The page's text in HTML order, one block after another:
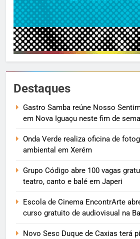
Destaques
Gastro Samba reúne Nosso
em Nova Iguaçu neste fim de
Onda Verde realiza oficina de
ambiental em Xerém
Grupo Código abre 100 vagas
teatro, canto e balé em Japeri
Escola de Cinema EncontrArte
curso gratuito de audiovisual na
Novo Sesc Duque de Caxias terá